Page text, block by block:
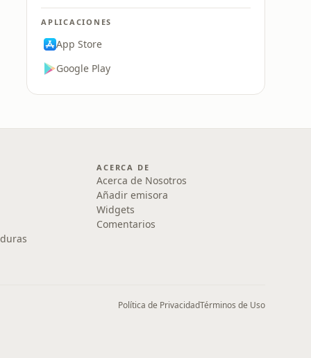
APLICACIONES
App Store
Google Play
ACERCA DE
Acerca de Nosotros
Añadir emisora
Widgets
Comentarios
Política de PrivacidadTérminos de Uso